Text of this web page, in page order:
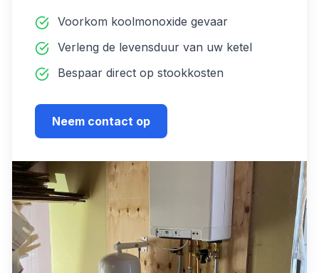
Voorkom koolmonoxide gevaar
Verleng de levensduur van uw ketel
Bespaar direct op stookkosten
Neem contact op